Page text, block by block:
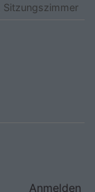
Sitzungszimmer
Anmelden